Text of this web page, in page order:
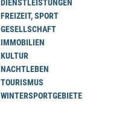
DIENSTLEISTUNGEN
FREIZEIT, SPORT
GESELLSCHAFT
IMMOBILIEN
KULTUR
NACHTLEBEN
TOURISMUS
WINTERSPORTGEBIETE